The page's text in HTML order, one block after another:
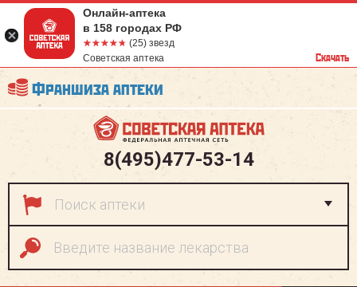
Франшиза аптеки
8(495)477-53-14
Онлайн-аптека
в 158 городах РФ
☆☆☆☆☆
★★★★★ (25) звезд
Советская аптека
Скачать